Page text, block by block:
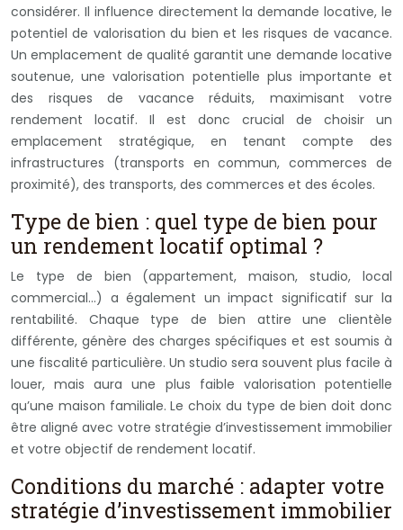
considérer. Il influence directement la demande locative, le
potentiel de valorisation du bien et les risques de vacance.
Un emplacement de qualité garantit une demande locative
soutenue, une valorisation potentielle plus importante et
des risques de vacance réduits, maximisant votre
rendement locatif. Il est donc crucial de choisir un
emplacement stratégique, en tenant compte des
infrastructures (transports en commun, commerces de
proximité), des transports, des commerces et des écoles.
Type de bien : quel type de bien pour
un rendement locatif optimal ?
Le type de bien (appartement, maison, studio, local
commercial…) a également un impact significatif sur la
rentabilité. Chaque type de bien attire une clientèle
différente, génère des charges spécifiques et est soumis à
une fiscalité particulière. Un studio sera souvent plus facile à
louer, mais aura une plus faible valorisation potentielle
qu’une maison familiale. Le choix du type de bien doit donc
être aligné avec votre stratégie d’investissement immobilier
et votre objectif de rendement locatif.
Conditions du marché : adapter votre
stratégie d’investissement immobilier